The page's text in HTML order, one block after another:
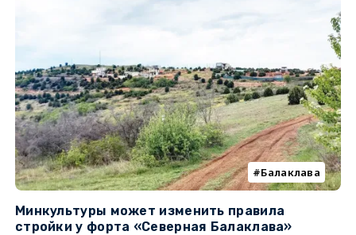
Балаклава
Минкультуры может изменить правила
стройки у форта «Северная Балаклава»